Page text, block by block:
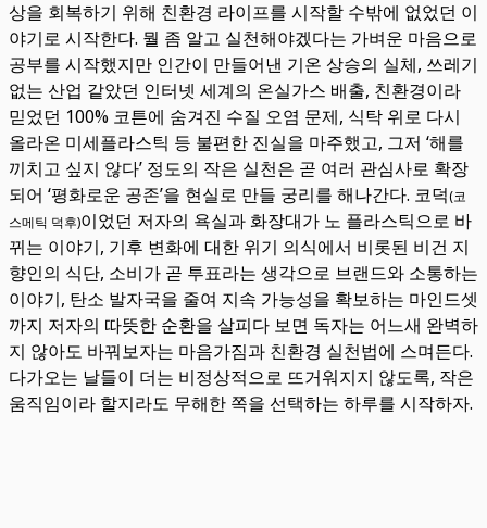
상을 회복하기 위해 친환경 라이프를 시작할 수밖에 없었던 이
야기로 시작한다. 뭘 좀 알고 실천해야겠다는 가벼운 마음으로
공부를 시작했지만 인간이 만들어낸 기온 상승의 실체, 쓰레기
없는 산업 같았던 인터넷 세계의 온실가스 배출, 친환경이라
믿었던 100% 코튼에 숨겨진 수질 오염 문제, 식탁 위로 다시
올라온 미세플라스틱 등 불편한 진실을 마주했고, 그저 ‘해를
끼치고 싶지 않다’ 정도의 작은 실천은 곧 여러 관심사로 확장
되어 ‘평화로운 공존’을 현실로 만들 궁리를 해나간다. 코덕(코
스메틱 덕후)이었던 저자의 욕실과 화장대가 노 플라스틱으로 바
뀌는 이야기, 기후 변화에 대한 위기 의식에서 비롯된 비건 지
향인의 식단, 소비가 곧 투표라는 생각으로 브랜드와 소통하는
이야기, 탄소 발자국을 줄여 지속 가능성을 확보하는 마인드셋
까지 저자의 따뜻한 순환을 살피다 보면 독자는 어느새 완벽하
지 않아도 바꿔보자는 마음가짐과 친환경 실천법에 스며든다.
다가오는 날들이 더는 비정상적으로 뜨거워지지 않도록, 작은
움직임이라 할지라도 무해한 쪽을 선택하는 하루를 시작하자.